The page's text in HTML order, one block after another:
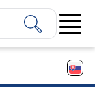
Open